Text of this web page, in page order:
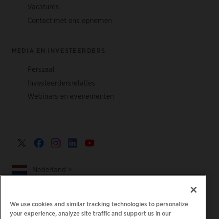
Vacatures
Contact met ons opnemen
MEDIA EN INVESTEERDERS
Perszaal
Investeerdersrelaties
Webinars en evenementen
Nederland >
We use cookies and similar tracking technologies to personalize
your experience, analyze site traffic and support us in our